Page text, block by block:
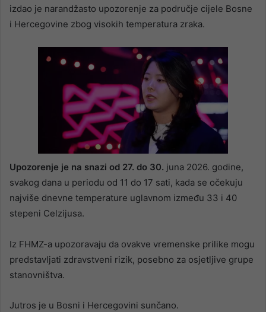
izdao je narandžasto upozorenje za područje cijele Bosne
i Hercegovine zbog visokih temperatura zraka.
Upozorenje je na snazi od 27. do 30. juna 2026. godine,
svakog dana u periodu od 11 do 17 sati, kada se očekuju
najviše dnevne temperature uglavnom između 33 i 40
stepeni Celzijusa.
Iz FHMZ-a upozoravaju da ovakve vremenske prilike mogu
predstavljati zdravstveni rizik, posebno za osjetljive grupe
stanovništva.
Jutros je u Bosni i Hercegovini sunčano.